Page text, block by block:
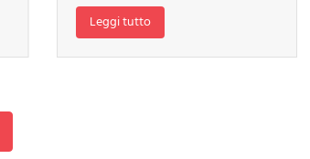
Leggi tutto